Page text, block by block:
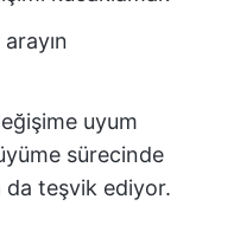
uyum
sürecinde
teşvik ediyor.